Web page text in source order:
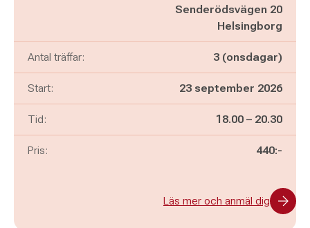
Senderödsvägen 20
Helsingborg
Antal träffar: 3 (onsdagar)
Start: 23 september 2026
Tid: Pågår mellan
18.00 – och
20.30
Pris: 440:-
Läs mer och anmäl dig